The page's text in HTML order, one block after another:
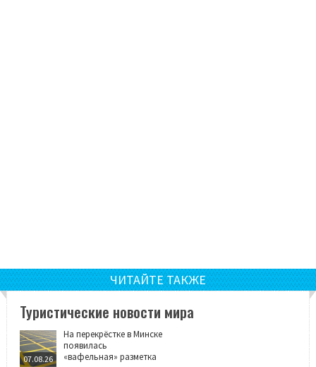
ЧИТАЙТЕ ТАКЖЕ
Туристические новости мира
07.08.26
На перекрёстке в Минске
появилась
«вафельная» разметка